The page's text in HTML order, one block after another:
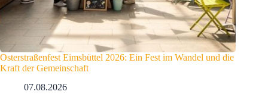
Osterstraßenfest Eimsbüttel 2026: Ein Fest im Wandel und die
Kraft der Gemeinschaft
07.08.2026